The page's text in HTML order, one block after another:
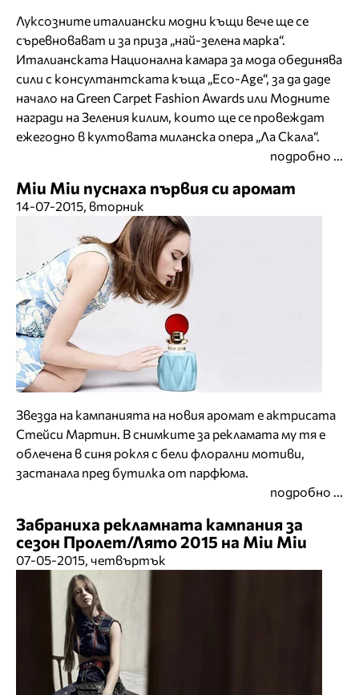
Луксозните италиански модни къщи вече ще се
съревновават и за приза „най-зелена марка“.
Италианската Национална камара за мода обединява
сили с консултантската къща „Eco-Age“, за да даде
начало на Green Carpet Fashion Awards или Модните
награди на Зеления килим, които ще се провеждат
ежегодно в култовата миланска опера „Ла Скала“.
подробно ...
Miu Miu пуснаха първия си аромат
14-07-2015, вторник
Звезда на кампанията на новия аромат е актрисата
Стейси Мартин. В снимките за рекламата му тя е
облечена в синя рокля с бели флорални мотиви,
застанала пред бутилка от парфюма.
подробно ...
Забраниха рекламната кампания за
сезон Пролет/Лято 2015 на Miu Miu
07-05-2015, четвъртък